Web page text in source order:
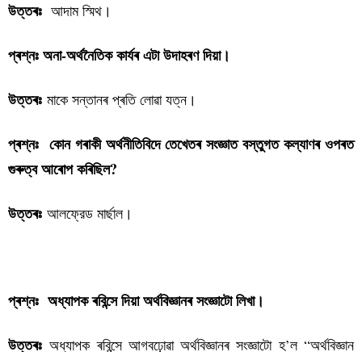
উত্তৰঃ আদাম স্মিথ।
প্ৰশ্নঃ অনা-অৰ্থনৈতিক কাৰ্যৰ এটা উদাহৰণ দিয়া।
উত্তৰঃ মাকে সন্তানৰ প্ৰতি লোৱা যত্ন।
প্ৰশ্নঃ কোন গৰাকী অৰ্থনীতিবিদে তেখেতৰ সংজ্ঞাত বস্তুগত কল্যাণৰ ওপৰত
গুৰুত্ব আৰোপ কৰিছিল?
উত্তৰঃ আলফ্রেড মাৰ্ছাল।
প্ৰশ্নঃ অধ্যাপক ৰবিন্সে দিয়া অৰ্থবিজ্ঞানৰ সংজ্ঞাটো লিখা।
উত্তৰঃ অধ্যাপক ৰবিন্সে আগবঢ়োৱা অৰ্থবিজ্ঞানৰ সংজ্ঞাটো হ’ল “অৰ্থবিজ্ঞান